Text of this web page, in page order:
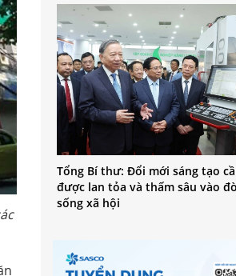
Tổng Bí thư: Đổi mới sáng tạo
được lan tỏa và thấm sâu vào
sống xã hội